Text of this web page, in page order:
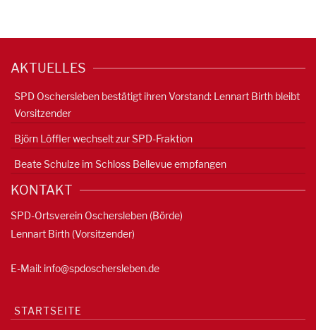
AKTUELLES
SPD Oschersleben bestätigt ihren Vorstand: Lennart Birth bleibt
Vorsitzender
Björn Löffler wechselt zur SPD-Fraktion
Beate Schulze im Schloss Bellevue empfangen
KONTAKT
SPD-Ortsverein Oschersleben (Börde)
Lennart Birth (Vorsitzender)
E-Mail: info@spdoschersleben.de
STARTSEITE